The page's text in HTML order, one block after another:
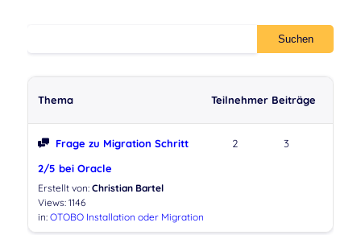
Thema Teilnehmer Beiträge
Frage zu Migration Schritt
2/5 bei Oracle
Erstellt von: Christian Bartel
Views: 1146
in: OTOBO Installation oder Migration
2 3